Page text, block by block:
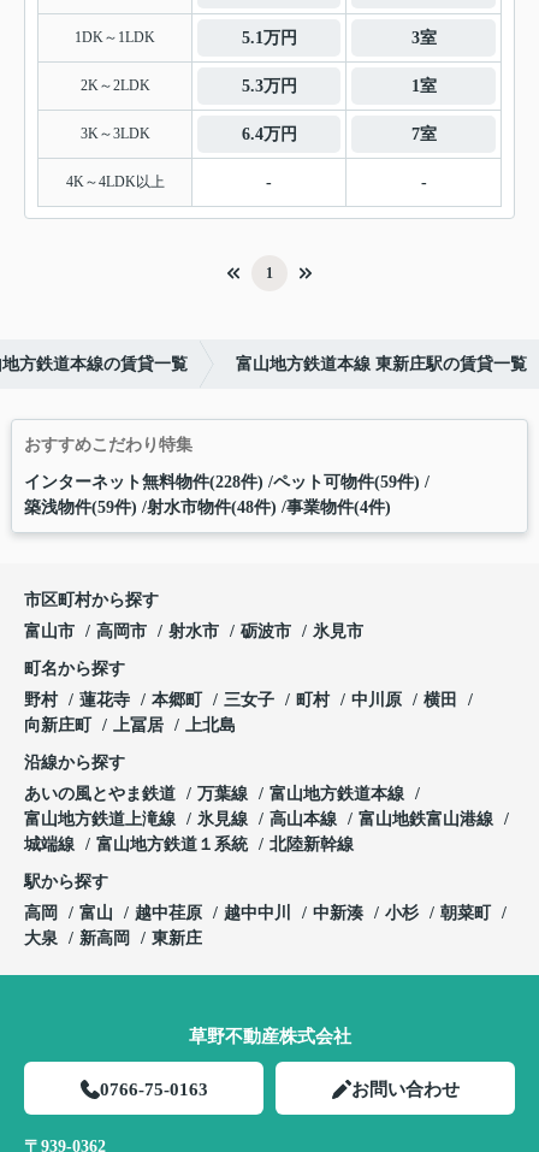
1DK～1LDK 5.1万円 3室
2K～2LDK 5.3万円 1室
3K～3LDK 6.4万円 7室
4K～4LDK以上 - -
1
方鉄道本線の賃貸一覧 富山地方鉄道本線 東新庄駅の賃貸一覧
おすすめこだわり特集
インターネット無料物件(228件) ペット可物件(59件)
築浅物件(59件) 射水市物件(48件) 事業物件(4件)
市区町村から探す
富山市
高岡市 射水市 砺波市 氷見市
町名から探す
野村
蓮花寺 本郷町 三女子 町村 中川原
横田
向新庄町
上冨居 上北島
沿線から探す
あいの風とやま鉄道
万葉線
富山地方鉄道本線
富山地方鉄道上滝線
氷見線 高山本線
富山地鉄富山港線
城端線
富山地方鉄道１系統 北陸新幹線
駅から探す
高岡
富山 越中荏原 越中中川 中新湊 小杉
朝菜町
大泉
新高岡 東新庄
草野不動産株式会社
0766-75-0163 お問い合わせ
〒939-0362